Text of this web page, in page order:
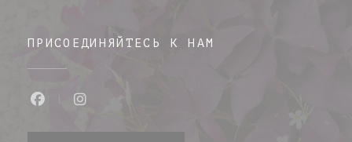
ПРИСОЕДИНЯЙТЕСЬ К НАМ